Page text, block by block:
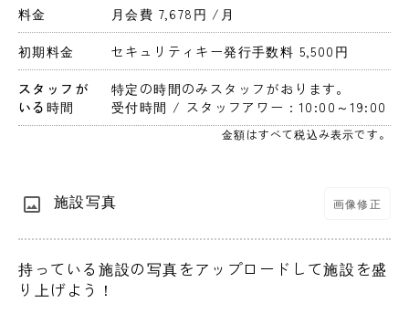
料金 月会費 7,678円 /月
初期料金 セキュリティキー発行手数料 5,500円
スタッフが
いる時間
特定の時間のみスタッフがおります。
受付時間 / スタッフアワー：10:00～19:00
金額はすべて税込み表示です。
施設写真 画像修正
持っている施設の写真をアップロードして施設を盛
り上げよう！